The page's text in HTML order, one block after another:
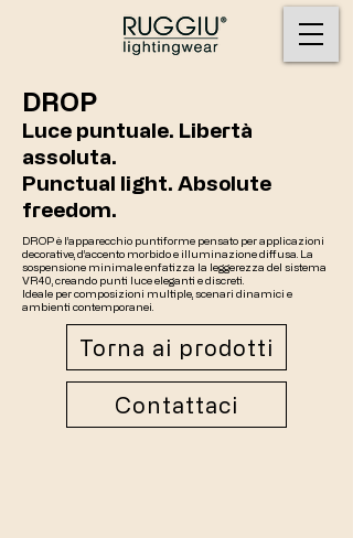
DROP
Luce puntuale. Libertà
assoluta.
Punctual light. Absolute
freedom.
DROP è l’apparecchio puntiforme pensato per applicazioni
decorative, d’accento morbido e illuminazione diffusa. La
sospensione minimale enfatizza la leggerezza del sistema
VR40, creando punti luce eleganti e discreti.
Ideale per composizioni multiple, scenari dinamici e
ambienti contemporanei.
Torna ai prodotti
Contattaci